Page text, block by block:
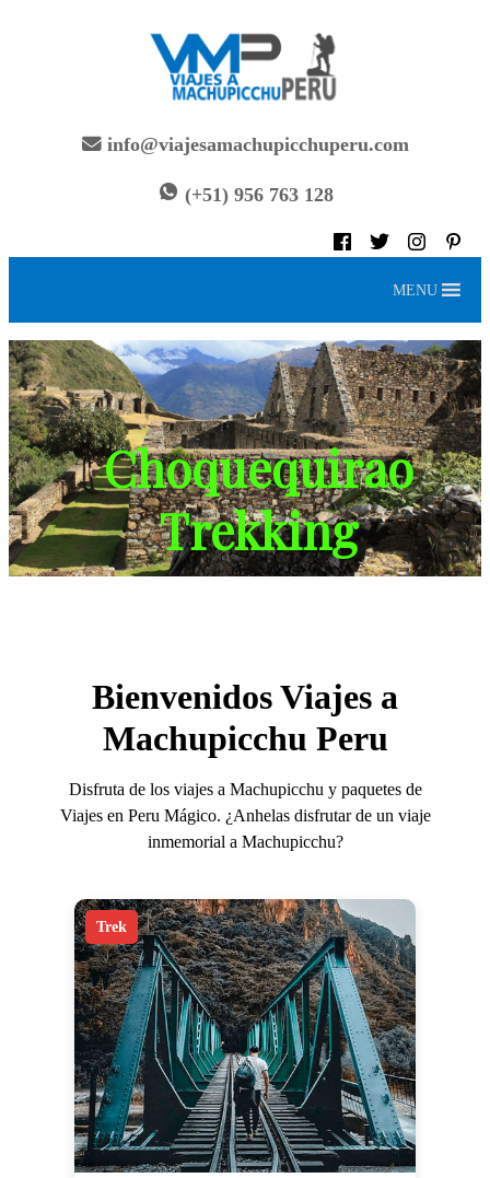
info@viajesamachupicchuperu.com
(+51) 956 763 128
MENU
Choquequirao
Trekking
Bienvenidos Viajes a
Machupicchu Peru
Disfruta de los viajes a Machupicchu y paquetes de
Viajes en Peru Mágico. ¿Anhelas disfrutar de un viaje
inmemorial a Machupicchu?
Trek